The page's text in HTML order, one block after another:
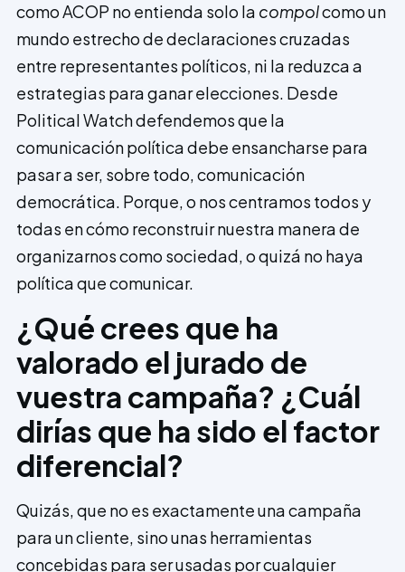
como ACOP no entienda solo la compolcomo un
mundo estrecho de declaraciones cruzadas
entre representantes políticos, ni la reduzca a
estrategias para ganar elecciones. Desde
Political Watch defendemos que la
comunicación política debe ensancharse para
pasar a ser, sobre todo, comunicación
democrática. Porque, o nos centramos todos y
todas en cómo reconstruir nuestra manera de
organizarnos como sociedad, o quizá no haya
política que comunicar.
¿Qué crees que ha
valorado el jurado de
vuestra campaña? ¿Cuál
dirías que ha sido el factor
diferencial?
Quizás, que no es exactamente una campaña
para un cliente, sino unas herramientas
concebidas para ser usadas por cualquier